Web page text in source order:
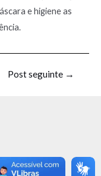
e higiene as
Post seguinte →